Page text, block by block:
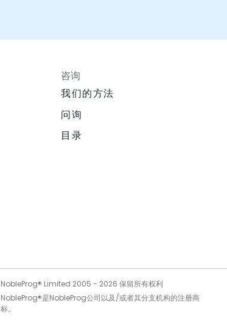
咨询
我们的方法
问询
目录
NobleProg® Limited 2005 - 2026 保留所有权利
NobleProg®是NobleProg公司以及/或者其分支机构的注册商
标。